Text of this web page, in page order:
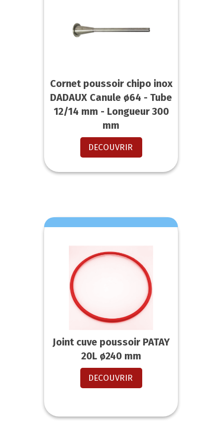
Cornet poussoir chipo inox
DADAUX Canule ø64 - Tube
12/14 mm - Longueur 300
mm
DECOUVRIR
Joint cuve poussoir PATAY
20L ø240 mm
DECOUVRIR